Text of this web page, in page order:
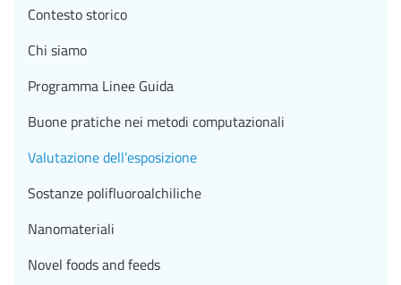
Contesto storico
Chi siamo
Programma Linee Guida
Buone pratiche nei metodi computazionali
Valutazione dell’esposizione
Sostanze polifluoroalchiliche
Nanomateriali
Novel foods and feeds